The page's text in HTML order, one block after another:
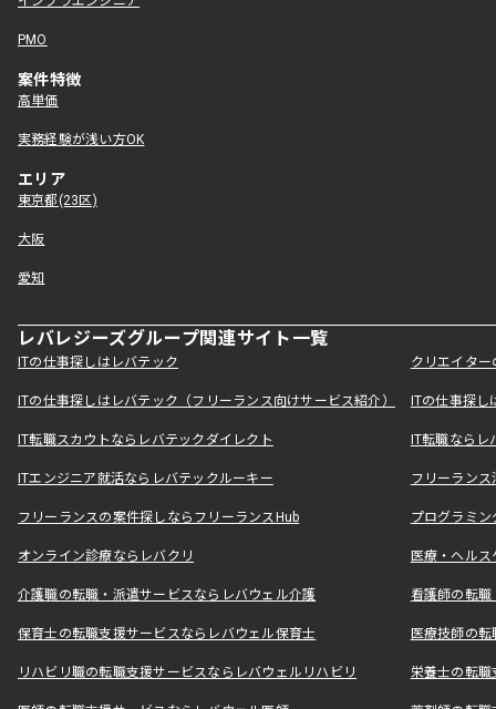
PMO
案件特徴
高単価
実務経験が浅い方OK
エリア
東京都(23区)
大阪
愛知
レバレジーズグループ関連サイト一覧
ITの仕事探しはレバテック クリエイタ
ITの仕事探しはレバテック（フリーランス向けサービス紹介） ITの仕事探
IT転職スカウトならレバテックダイレクト IT転職なら
ITエンジニア就活ならレバテックルーキー フリーラン
フリーランスの案件探しならフリーランスHub プログラミ
オンライン診療ならレバクリ 医療・ヘル
介護職の転職・派遣サービスならレバウェル介護 看護師の転
保育士の転職支援サービスならレバウェル保育士 医療技師の
リハビリ職の転職支援サービスならレバウェルリハビリ 栄養士の転